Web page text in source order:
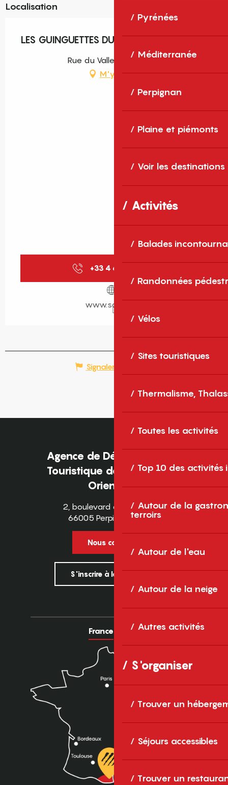
Pyrénées
Méditerranée
Perpignan
Plaine et piémonts
Voir les destinations
Activités
Balades
Randonnées
Vélos
Sites touristiques
Thermalisme,
Toutes les activités
Top 10 des activités
Autour de la
terroirs
Autour de l'eau
Autour de la neige
Autres activités
S'organiser
Trouver un
Séjours accessibles
Trouver un
Localisation
LES GUINGUETTES DU LAC
Rue du Vallespir, Saleilles
M'y rendre
+33 4 68 37 70
www.saleilles.fr
Signaler une erreur
Agence de Développement
Touristique des Pyrénées-
Orientales
2, boulevard des Pyrénées
66005 Perpignan Cedex
Nous contacter
S'inscrire à la newsletter
France Europe